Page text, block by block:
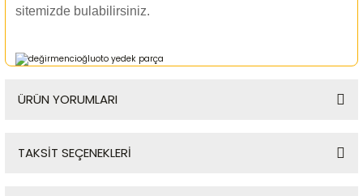
sitemizde bulabilirsiniz.
ÜRÜN YORUMLARI
TAKSİT SEÇENEKLERİ